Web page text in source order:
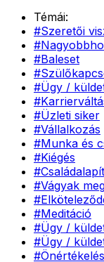
Témái:
#Szeretői
#
#Baleset
#
#Ügy /
#
#Üzleti siker
#Vállalkozás
#Munka és
#Kiégés
#
#Vágyak
#
#Meditáció
#Ügy /
#Ügy /
#Önértékelés